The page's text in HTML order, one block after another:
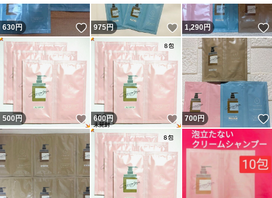
630円 いいね！
975円 いいね！
1,290円
500 円 いいね！
600円 いいね！
700円